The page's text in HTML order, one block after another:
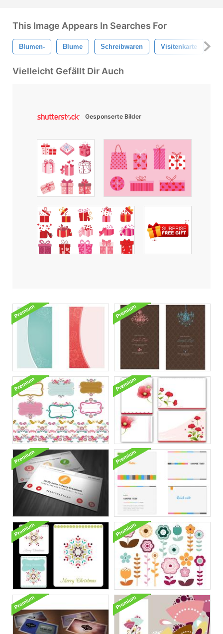
This Image Appears In Searches For
Blumen- Blume Schreibwaren Visitenkarte
Vielleicht Gefällt Dir Auch
Gesponserte Bilder